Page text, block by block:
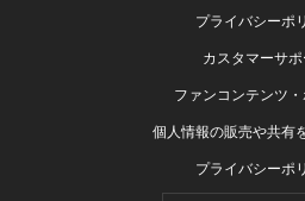
プライバシーポ
カスタマーサポ
ファンコンテンツ
個人情報の販売や共有
プライバシーポ